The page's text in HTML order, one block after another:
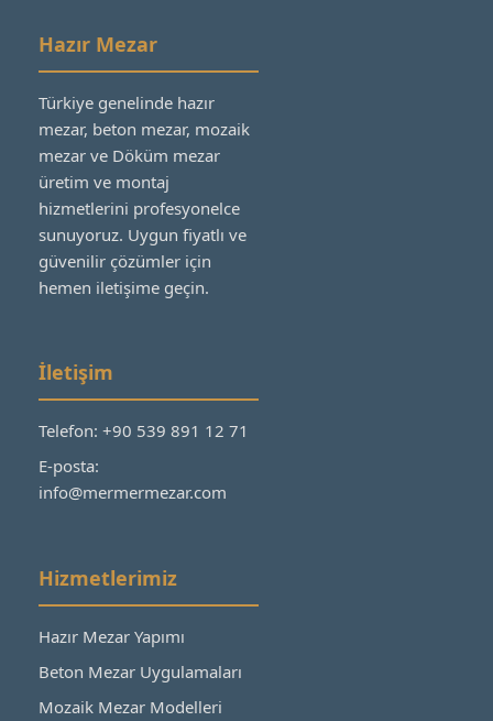
Hazır Mezar
Türkiye genelinde hazır
mezar, beton mezar, mozaik
mezar ve Döküm mezar
üretim ve montaj
hizmetlerini profesyonelce
sunuyoruz. Uygun fiyatlı ve
güvenilir çözümler için
hemen iletişime geçin.
İletişim
Telefon: +90 539 891 12 71
E-posta:
info@mermermezar.com
Hizmetlerimiz
Hazır Mezar Yapımı
Beton Mezar Uygulamaları
Mozaik Mezar Modelleri